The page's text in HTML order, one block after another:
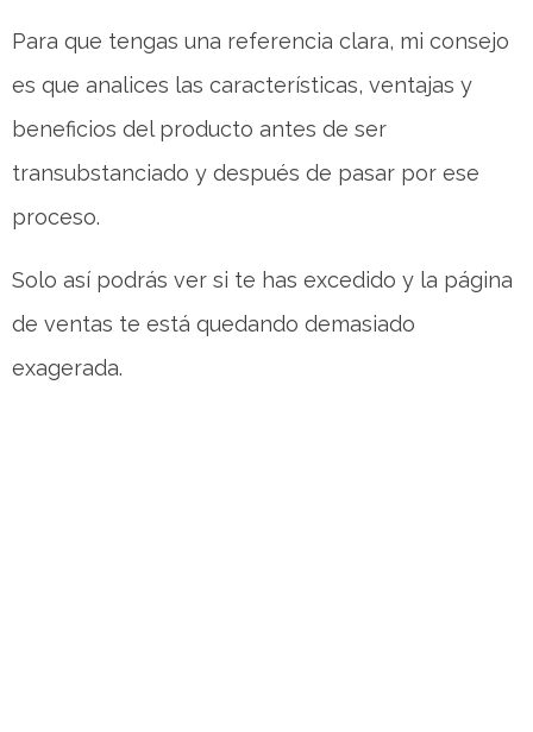
Para que tengas una referencia clara, mi consejo
es que analices las características, ventajas y
beneficios del producto antes de ser
transubstanciado y después de pasar por ese
proceso.
Solo así podrás ver si te has excedido y la página
de ventas te está quedando demasiado
exagerada.